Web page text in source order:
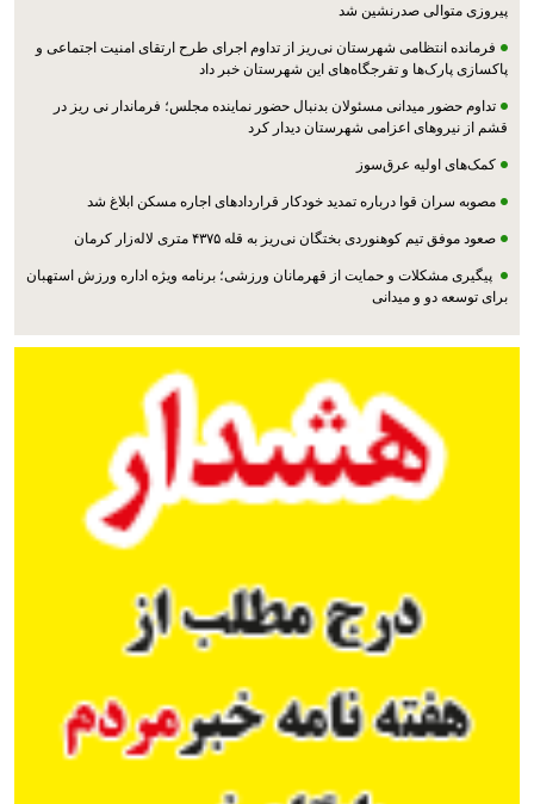
پیروزی متوالی صدرنشین شد
فرمانده انتظامی شهرستان نی‌ریز از تداوم اجرای طرح ارتقای امنیت اجتماعی و
پاکسازی پارک‌ها و تفرجگاه‌های این شهرستان خبر داد
تداوم حضور میدانی مسئولان بدنبال حضور نماینده مجلس؛ فرماندار نی ریز در
قشم از نیروهای اعزامی شهرستان دیدار کرد
کمک‌های اولیه عرق‌سوز
مصوبه سران قوا درباره تمدید خودکار قراردادهای اجاره مسکن ابلاغ شد
صعود موفق تیم کوهنوردی بختگان نی‌ریز به قله ۴۳۷۵ متری لاله‌زار کرمان
پیگیری مشکلات و حمایت از قهرمانان ورزشی؛ برنامه ویژه اداره ورزش استهبان
برای توسعه دو و میدانی